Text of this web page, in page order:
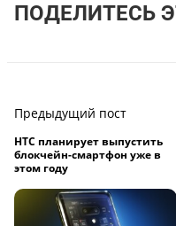
ПОДЕЛИТЕСЬ
Предыдущий пост
HTC планирует выпустить
блокчейн-смартфон уже в
этом году